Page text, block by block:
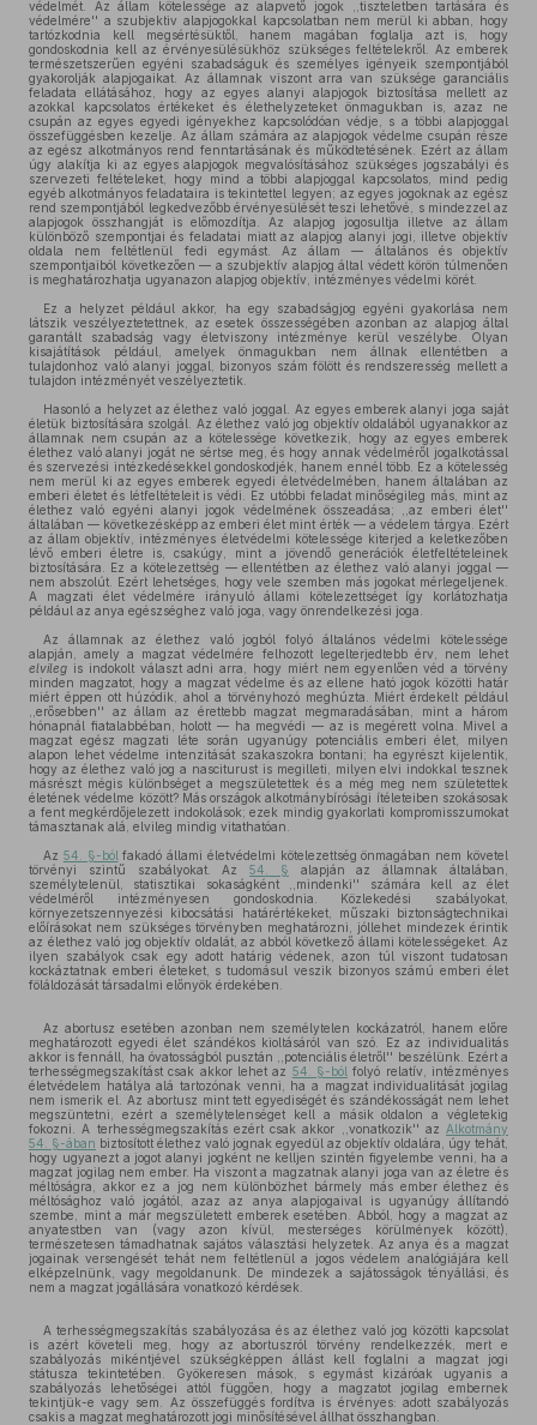
védelmét. Az állam kötelessége az alapvető jogok ,,tiszteletben tartására és
védelmére'' a szubjektiv alapjogokkal kapcsolatban nem merül ki abban, hogy
tartózkodnia kell megsértésüktől, hanem magában foglalja azt is, hogy
gondoskodnia kell az érvényesülésükhöz szükséges feltételekről. Az emberek
természetszerűen egyéni szabadságuk és személyes igényeik szempontjából
gyakorolják alapjogaikat. Az államnak viszont arra van szüksége garanciális
feladata ellátásához, hogy az egyes alanyi alapjogok biztosítása mellett az
azokkal kapcsolatos értékeket és élethelyzeteket önmagukban is, azaz ne
csupán az egyes egyedi igényekhez kapcsolódóan védje, s a többi alapjoggal
összefüggésben kezelje. Az állam számára az alapjogok védelme csupán része
az egész alkotmányos rend fenntartásának és működtetésének. Ezért az állam
úgy alakítja ki az egyes alapjogok megvalósításához szükséges jogszabályi és
szervezeti feltételeket, hogy mind a többi alapjoggal kapcsolatos, mind pedig
egyéb alkotmányos feladataira is tekintettel legyen; az egyes jogoknak az egész
rend szempontjából legkedvezőbb érvényesülését teszi lehetővé, s mindezzel az
alapjogok összhangját is előmozdítja. Az alapjog jogosultja illetve az állam
különböző szempontjai és feladatai miatt az alapjog alanyi jogi, illetve objektív
oldala nem feltétlenül fedi egymást. Az állam — általános és objektív
szempontjaiból következően — a szubjektív alapjog által védett körön túlmenően
is meghatározhatja ugyanazon alapjog objektív, intézményes védelmi körét.
Ez a helyzet például akkor, ha egy szabadságjog egyéni gyakorlása nem
látszik veszélyeztetettnek, az esetek összességében azonban az alapjog által
garantált szabadság vagy életviszony intézménye kerül veszélybe. Olyan
kisajátítások például, amelyek önmagukban nem állnak ellentétben a
tulajdonhoz való alanyi joggal, bizonyos szám fölött és rendszeresség mellett a
tulajdon intézményét veszélyeztetik.
Hasonló a helyzet az élethez való joggal. Az egyes emberek alanyi joga saját
életük biztosítására szolgál. Az élethez való jog objektív oldalából ugyanakkor az
államnak nem csupán az a kötelessége következik, hogy az egyes emberek
élethez való alanyi jogát ne sértse meg, és hogy annak védelméről jogalkotással
és szervezési intézkedésekkel gondoskodjék, hanem ennél több. Ez a kötelesség
nem merül ki az egyes emberek egyedi életvédelmében, hanem általában az
emberi életet és létfeltételeit is védi. Ez utóbbi feladat minőségileg más, mint az
élethez való egyéni alanyi jogok védelmének összeadása; ,,az emberi élet''
általában — következésképp az emberi élet mint érték — a védelem tárgya. Ezért
az állam objektív, intézményes életvédelmi kötelessége kiterjed a keletkezőben
lévő emberi életre is, csakúgy, mint a jövendő generációk életfeltételeinek
biztosítására. Ez a kötelezettség — ellentétben az élethez való alanyi joggal —
nem abszolút. Ezért lehetséges, hogy vele szemben más jogokat mérlegeljenek.
A magzati élet védelmére irányuló állami kötelezettséget így korlátozhatja
például az anya egészséghez való joga, vagy önrendelkezési joga.
Az államnak az élethez való jogból folyó általános védelmi kötelessége
alapján, amely a magzat védelmére felhozott legelterjedtebb érv, nem lehet
elvileg is indokolt választ adni arra, hogy miért nem egyenlően véd a törvény
minden magzatot, hogy a magzat védelme és az ellene ható jogok közötti határ
miért éppen ott húzódik, ahol a törvényhozó meghúzta. Miért érdekelt például
,,erősebben'' az állam az érettebb magzat megmaradásában, mint a három
hónapnál fiatalabbéban, holott — ha megvédi — az is megérett volna. Mivel a
magzat egész magzati léte során ugyanúgy potenciális emberi élet, milyen
alapon lehet védelme intenzitását szakaszokra bontani; ha egyrészt kijelentik,
hogy az élethez való jog a nasciturust is megilleti, milyen elvi indokkal tesznek
másrészt mégis különbséget a megszületettek és a még meg nem születettek
életének védelme között? Más országok alkotmánybírósági ítéleteiben szokásosak
a fent megkérdőjelezett indokolások; ezek mindig gyakorlati kompromisszumokat
támasztanak alá, elvileg mindig vitathatóan.
Az 54. §-ból fakadó állami életvédelmi kötelezettség önmagában nem követel
törvényi szintű szabályokat. Az54. § alapján az államnak általában,
személytelenül, statisztikai sokaságként ,,mindenki'' számára kell az élet
védelméről intézményesen gondoskodnia. Közlekedési szabályokat,
környezetszennyezési kibocsátási határértékeket, műszaki biztonságtechnikai
előírásokat nem szükséges törvényben meghatározni, jóllehet mindezek érintik
az élethez való jog objektív oldalát, az abból következő állami kötelességeket. Az
ilyen szabályok csak egy adott határig védenek, azon túl viszont tudatosan
kockáztatnak emberi életeket, s tudomásul veszik bizonyos számú emberi élet
föláldozását társadalmi előnyök érdekében.
Az abortusz esetében azonban nem személytelen kockázatról, hanem előre
meghatározott egyedi élet szándékos kioltásáról van szó. Ez az individualitás
akkor is fennáll, ha óvatosságból pusztán ,,potenciális életről'' beszélünk. Ezért a
terhességmegszakítást csak akkor lehet az 54. §-ból folyó relatív, intézményes
életvédelem hatálya alá tartozónak venni, ha a magzat individualitását jogilag
nem ismerik el. Az abortusz mint tett egyediségét és szándékosságát nem lehet
megszüntetni, ezért a személytelenséget kell a másik oldalon a végletekig
fokozni. A terhességmegszakítás ezért csak akkor ,,vonatkozik'' az Alkotmány
54. §-ában biztosított élethez való jognak egyedül az objektív oldalára, úgy tehát,
hogy ugyanezt a jogot alanyi jogként ne kelljen szintén figyelembe venni, ha a
magzat jogilag nem ember. Ha viszont a magzatnak alanyi joga van az életre és
méltóságra, akkor ez a jog nem különbözhet bármely más ember élethez és
méltósághoz való jogától, azaz az anya alapjogaival is ugyanúgy állítandó
szembe, mint a már megszületett emberek esetében. Abból, hogy a magzat az
anyatestben van (vagy azon kívül, mesterséges körülmények között),
természetesen támadhatnak sajátos választási helyzetek. Az anya és a magzat
jogainak versengését tehát nem feltétlenül a jogos védelem analógiájára kell
elképzelnünk, vagy megoldanunk. De mindezek a sajátosságok tényállási, és
nem a magzat jogállására vonatkozó kérdések.
A terhességmegszakítás szabályozása és az élethez való jog közötti kapcsolat
is azért követeli meg, hogy az abortuszról törvény rendelkezzék, mert e
szabályozás mikéntjével szükségképpen állást kell foglalni a magzat jogi
státusza tekintetében. Gyökeresen mások, s egymást kizáróak ugyanis a
szabályozás lehetőségei attól függően, hogy a magzatot jogilag embernek
tekintjük-e vagy sem. Az összefüggés fordítva is érvényes: adott szabályozás
csakis a magzat meghatározott jogi minősítésével állhat összhangban.